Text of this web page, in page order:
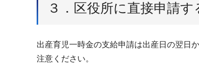
３．区役所に直接申請す
出産育児一時金の支給申請は出産日の翌日
注意ください。